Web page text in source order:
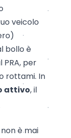
veicolo
bollo è
PRA, per
rottami. In
attivo, il
è mai